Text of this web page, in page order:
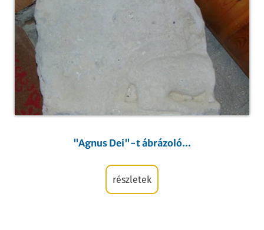
"Agnus Dei"-t ábrázoló...
részletek